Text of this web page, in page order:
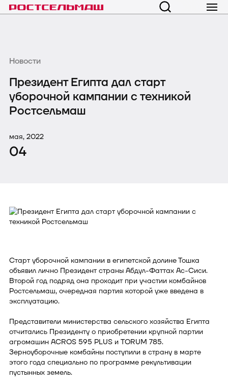
Новости
Президент Египта дал старт
уборочной кампании с техникой
Ростсельмаш
мая, 2022
04
Старт уборочной кампании в египетской долине Тошка
объявил лично Президент страны Абдул-Фаттах Ас-Сиси.
Второй год подряд она проходит при участии комбайнов
Ростсельмаш, очередная партия которой уже введена в
эксплуатацию.
Представители министерства сельского хозяйства Египта
отчитались Президенту о приобретении крупной партии
агромашин ACROS 595 PLUS и TORUM 785.
Зерноуборочные комбайны поступили в страну в марте
этого года специально по программе рекультивации
пустынных земель.